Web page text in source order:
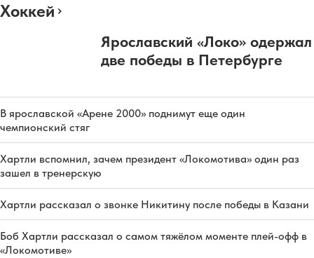
Хоккей
Ярославский «Локо» одержал
две победы в Петербурге
В ярославской «Арене 2000» поднимут еще один
чемпионский стяг
Хартли вспомнил, зачем президент «Локомотива» один раз
зашел в тренерскую
Хартли рассказал о звонке Никитину после победы в Казани
Боб Хартли рассказал о самом тяжёлом моменте плей-офф в
«Локомотиве»